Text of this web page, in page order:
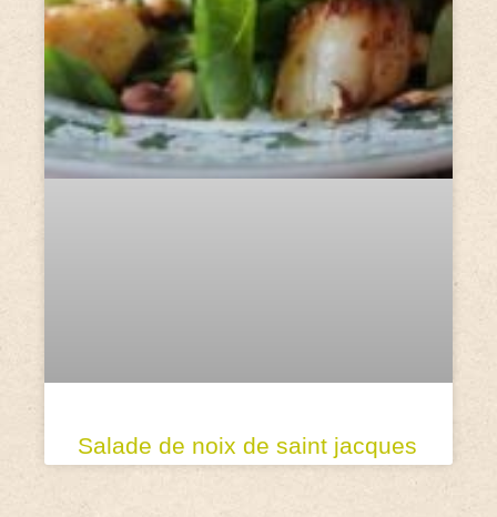
Salade de noix de saint jacques